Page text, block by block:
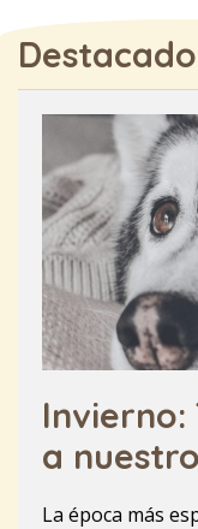
Destacado
a
La época más